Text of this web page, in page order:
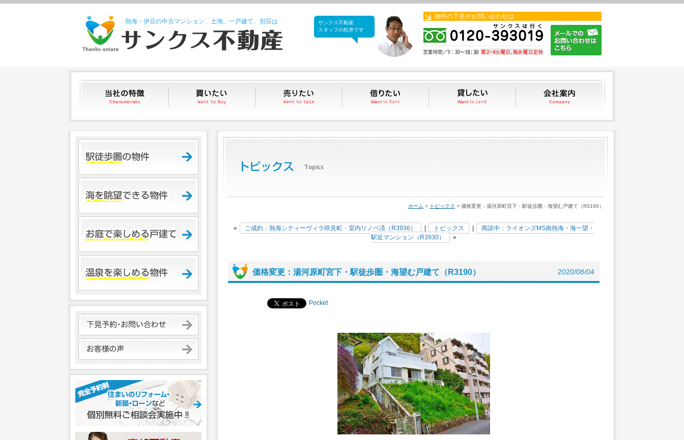
熱海・伊豆の中古マンション、土地、一戸建て、別荘は
サンクス不動産
サンクス不動産
スタッフの松井です
物件の下見やお問い合わせは
当社の特徴 買いたい 売りたい 借りたい 貸したい
ホーム > トピックス > 価格変更：湯河原町宮下・駅徒歩圏・海望む戸建て（R3190）
« ご成約：熱海シティーヴィラ咲見町・室内リノベ済（R3936） トピックス
商談中：ライオンズMS南熱海・海一望・
駅近マンション（R3930）
»
価格変更：湯河原町宮下・駅徒歩圏・海望む戸建て（R3190） 2020/08/04
Pocket